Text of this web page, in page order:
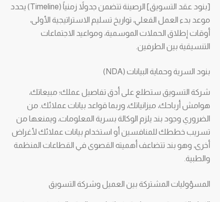
[بنود عقد التسويق] الرصينة تتضمن جدولاً زمنياً (Timeline) يحدد
موعد بدء العمل الفعلي، تواريخ تسليم الاستراتيجية الأولى،
أوقات إطلاق الحملات الموسمية، ومواعيد الاجتماعات
التنسيقية بين الطرفين.
بنود السرية وحماية البيانات (NDA)
شركة التسويق ستطلع على أدق تفاصيل عملك؛ مبيعاتك،
هوامش أرباحك، ميزانياتك، وربما قواعد بيانات عملائك. من
الضروري وجود بند يلزم الوكالة بسرية المعلومات، ويمنعها من
تسريب خططك للمنافسين أو استخدام بيانات عملائك لأغراض
أخرى، وهو بند تتضاعف أهميته القصوى في القطاعات المنظمة
والطبية.
المسؤوليات المشتركة بين العميل وشركة التسويق